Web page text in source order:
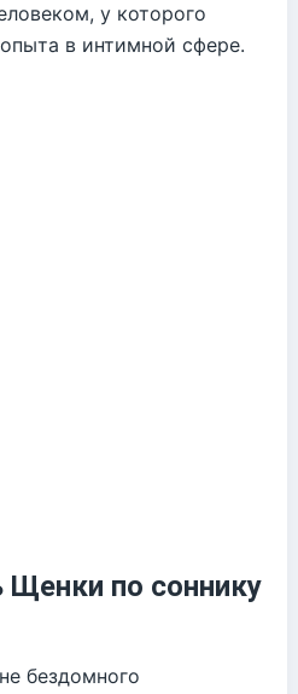
у которого
в интимной сфере.
Щенки по соннику
бездомного